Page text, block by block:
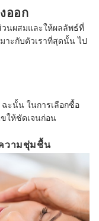
ออก
นผสมและให้ผลลัพธ์ที่
าะกับตัวเราที่สุดนั้น ไป
ะนั้น ในการเลือกซื้อ
ขให้ชัดเจนก่อน
วามชุ่มชื้น